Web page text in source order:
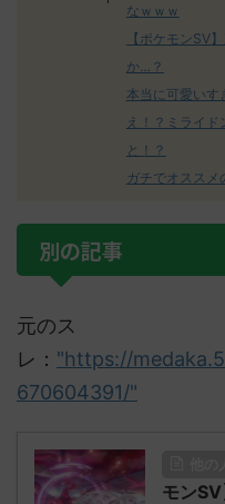
なｗｗｗ
【ポケモンSV
か…？
本当に可愛いす
え！？ミライド
と！？
ガチでオススメ
別の記事
元のス
レ： "https://
670604391/"
モン